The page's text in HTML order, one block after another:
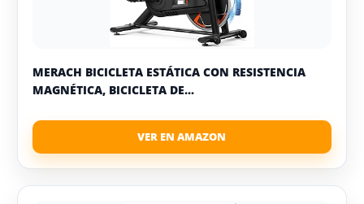
MERACH BICICLETA ESTÁTICA CON RESISTENCIA
MAGNÉTICA, BICICLETA DE...